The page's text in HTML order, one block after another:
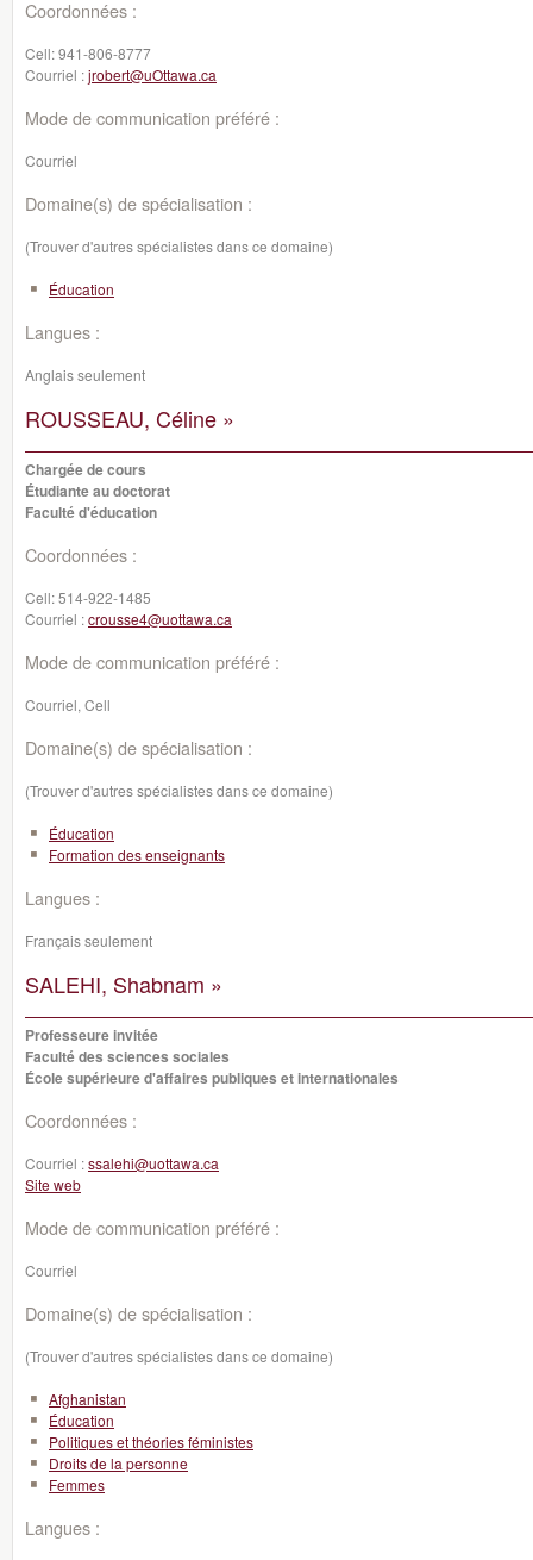
Coordonnées :
Cell:941-806-8777
Courriel :jrobert@uOttawa.ca
Mode de communication préféré :
Courriel
Domaine(s) de spécialisation :
(Trouver d'autres spécialistes dans ce domaine)
Éducation
Langues :
Anglais seulement
ROUSSEAU, Céline »
Chargée de cours
Étudiante au doctorat
Faculté d'éducation
Coordonnées :
Cell:514-922-1485
Courriel :crousse4@uottawa.ca
Mode de communication préféré :
Courriel, Cell
Domaine(s) de spécialisation :
(Trouver d'autres spécialistes dans ce domaine)
Éducation
Formation des enseignants
Langues :
Français seulement
SALEHI, Shabnam »
Professeure invitée
Faculté des sciences sociales
École supérieure d'affaires publiques et internationales
Coordonnées :
Courriel :ssalehi@uottawa.ca
Site web
Mode de communication préféré :
Courriel
Domaine(s) de spécialisation :
(Trouver d'autres spécialistes dans ce domaine)
Afghanistan
Éducation
Politiques et théories féministes
Droits de la personne
Femmes
Langues :